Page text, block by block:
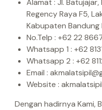
Alamat : Jl.
Regency Raya F5,
Kabupaten
No.Telp : +62 22
Whatsapp 1 : +62
Whatsapp 2 : +62
Email :
Website :
Dengan hadirnya Kami,